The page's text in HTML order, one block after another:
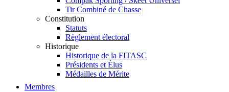
Tir Combiné de Chasse
Constitution
Statuts
Règlement électoral
Historique
Historique de la FITASC
Présidents et Élus
Médailles de Mérite
Membres